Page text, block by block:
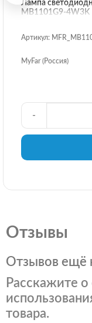
Лампа
MB1101G9-4W3K
Артикул:
MyFar (Россия)
-
Отзывы
Отзывов ещё
Расскажите
товара.